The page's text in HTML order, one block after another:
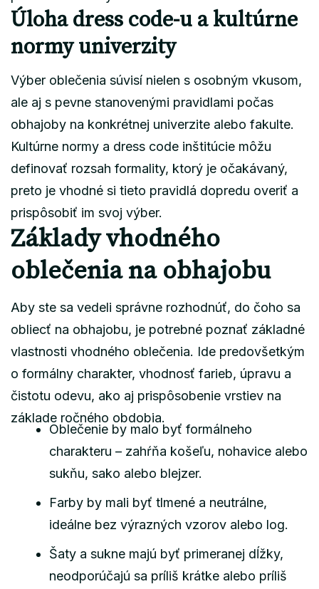
Úloha dress code-u a kultúrne
normy univerzity
Výber oblečenia súvisí nielen s osobným vkusom,
ale aj s pevne stanovenými pravidlami počas
obhajoby na konkrétnej univerzite alebo fakulte.
Kultúrne normy a dress code inštitúcie môžu
definovať rozsah formality, ktorý je očakávaný,
preto je vhodné si tieto pravidlá dopredu overiť a
prispôsobiť im svoj výber.
Základy vhodného
oblečenia na obhajobu
Aby ste sa vedeli správne rozhodnúť, do čoho sa
obliecť na obhajobu, je potrebné poznať základné
vlastnosti vhodného oblečenia. Ide predovšetkým
o formálny charakter, vhodnosť farieb, úpravu a
čistotu odevu, ako aj prispôsobenie vrstiev na
základe ročného obdobia.
Oblečenie by malo byť formálneho
charakteru – zahŕňa košeľu, nohavice alebo
sukňu, sako alebo blejzer.
Farby by mali byť tlmené a neutrálne,
ideálne bez výrazných vzorov alebo log.
Šaty a sukne majú byť primeranej dĺžky,
neodporúčajú sa príliš krátke alebo príliš